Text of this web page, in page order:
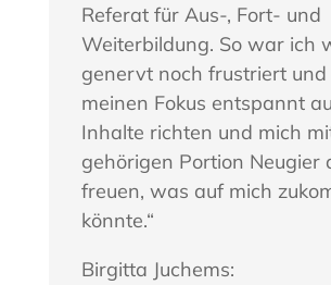
Referat für Aus-, Fort- und
Weiterbildung. So war ich
genervt noch frustriert und
meinen Fokus entspannt
Inhalte richten und mich
gehörigen Portion Neugier
freuen, was auf mich
könnte.“
Birgitta Juchems: